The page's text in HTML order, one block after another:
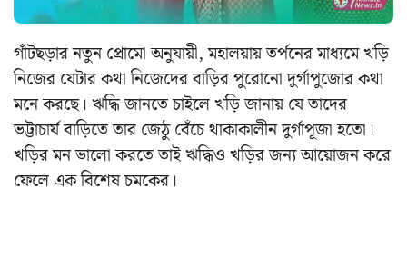
গাঁটছড়ার নতুন প্রোমো অনুযায়ী, মহালয়ায় তর্পনের মাধ্যমে খড়ি
নিজের যেটার কথা নিজেদের বাড়ির পুরোনো দুর্গাপুজোর কথা
মনে করছে। ঋদ্ধি জানতে চাইলে খড়ি জানায় যে তাদের
ভট্টাচার্য বাড়িতে তার জেঠু বেঁচে থাকাকালীন দুর্গাপূজা হতো।
খড়ির মন ভালো করতে তাই ঋদ্ধিও খড়ির জন্য আয়োজন করে
ফেলে এক বিশেষ চমকের।